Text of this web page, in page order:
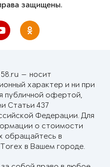
защищены.
— носит
характер и ни при
публичной офертой,
Статьи 437
Федерации. Для
о стоимости
обращайтесь в
в Вашем городе.